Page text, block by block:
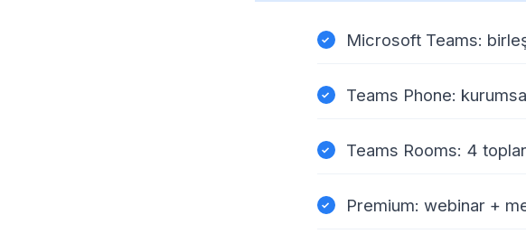
Microsoft Teams:
Teams Phone:
Teams Rooms: 4
Premium: webinar +